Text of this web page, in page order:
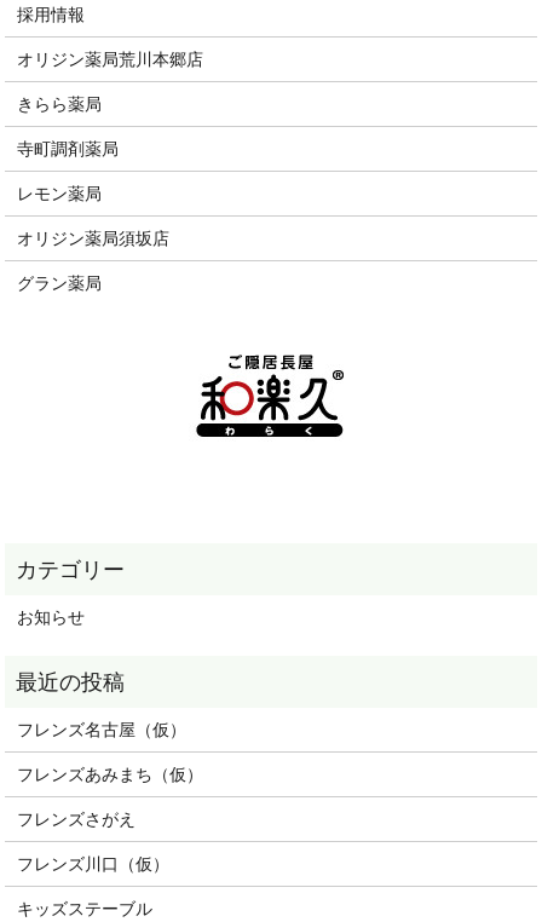
採用情報
オリジン薬局荒川本郷店
きらら薬局
寺町調剤薬局
レモン薬局
オリジン薬局須坂店
グラン薬局
お知らせ
フレンズ名古屋（仮）
フレンズあみまち（仮）
フレンズさがえ
フレンズ川口（仮）
キッズステーブル